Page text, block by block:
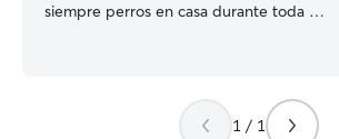
siempre perros en casa durante toda mi
día como de noche, a tiempo completo
Tengo una casa amplia con patio y
1 / 1